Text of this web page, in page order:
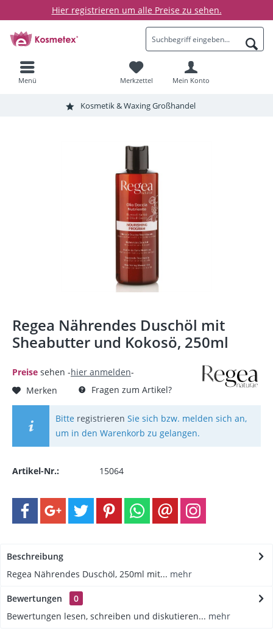
Hier registrieren um alle Preise zu sehen.
Kosmetik & Waxing Großhandel
Menü Merkzettel Mein Konto
Regea Nährendes Duschöl mit
Sheabutter und Kokosö, 250ml
Preise sehen -hier anmelden-
Merken
Fragen zum Artikel?
Bitte registrieren Sie sich bzw. melden sich an,
um in den Warenkorb zu gelangen.
Artikel-Nr.: 15064
Beschreibung
Regea Nährendes Duschöl, 250ml mit... mehr
Bewertungen
0
Bewertungen lesen, schreiben und diskutieren... mehr